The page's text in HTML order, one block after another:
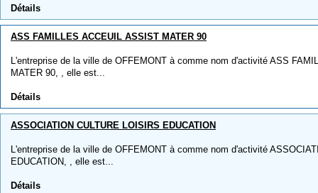
Détails
ASS FAMILLES ACCEUIL ASSIST MATER 90
L'entreprise de la ville de OFFEMONT à comme nom d'activité ASS
MATER 90, , elle est...
Détails
ASSOCIATION CULTURE LOISIRS EDUCATION
L'entreprise de la ville de OFFEMONT à comme nom d'activité
EDUCATION, , elle est...
Détails